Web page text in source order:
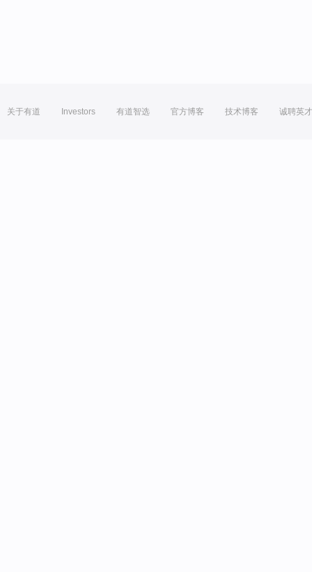
关于有道 Investors 有道智选 官方博客 技术博客 诚聘英才